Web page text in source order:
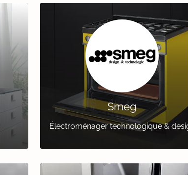
Smeg
Électroménager technologique &